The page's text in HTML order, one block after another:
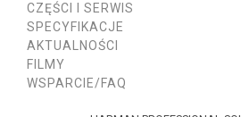
CZĘŚCI I SERWIS
SPECYFIKACJE
AKTUALNOŚCI
FILMY
WSPARCIE/FAQ